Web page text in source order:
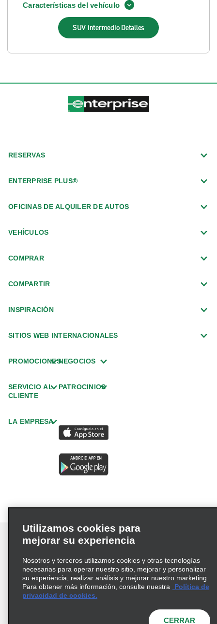
Características del vehículo
SUV intermedio Detalles
RESERVAS
ENTERPRISE PLUS®
OFICINAS DE ALQUILER DE AUTOS
VEHÍCULOS
COMPRAR
COMPARTIR
INSPIRACIÓN
SITIOS WEB INTERNACIONALES
PROMOCIONES
SERVICIO AL
CLIENTE
LA EMPRESA
NEGOCIOS
PATROCINIOS
Términos de uso
Política de privacidad
Política de cookies
Información de Salud del Consumidor
AdChoices
Utilizamos cookies para
mejorar su experiencia
Nosotros y terceros utilizamos cookies y otras tecnologías
necesarias para operar nuestro sitio, mejorar y personalizar
su experiencia, realizar análisis y mejorar nuestro marketing.
Para obtener más información, consulte nuestra
Política de
privacidad de cookies.
CERRAR